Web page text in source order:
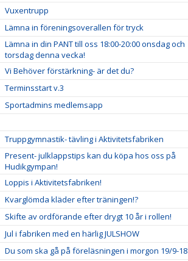
Vuxentrupp
Lämna in föreningsoverallen för tryck
Lämna in din PANT till oss 18:00-20:00 onsdag och
torsdag denna vecka!
Vi Behöver förstärkning- är det du?
Terminsstart v.3
Sportadmins medlemsapp
Truppgymnastik- tävling i Aktivitetsfabriken
Present- julklappstips kan du köpa hos oss på
Hudikgympan!
Loppis i Aktivitetsfabriken!
Kvarglömda kläder efter träningen!?
Skifte av ordförande efter drygt 10 år i rollen!
Jul i fabriken med en härlig JULSHOW
Du som ska gå på föreläsningen i morgon 19/9-18